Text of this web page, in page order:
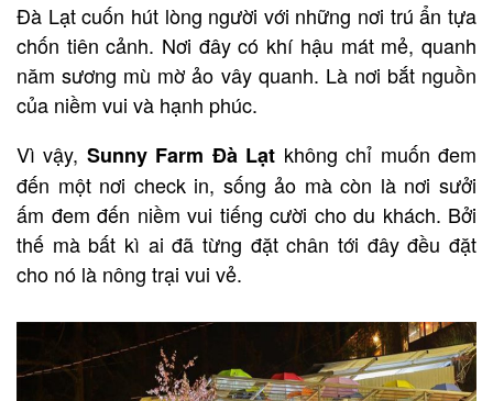
Đà Lạt cuốn hút lòng người với những nơi trú ẩn tựa
chốn tiên cảnh. Nơi đây có khí hậu mát mẻ, quanh
năm sương mù mờ ảo vây quanh. Là nơi bắt nguồn
của niềm vui và hạnh phúc.
Vì vậy, Sunny Farm Đà Lạt không chỉ muốn đem
đến một nơi check in, sống ảo mà còn là nơi sưởi
ấm đem đến niềm vui tiếng cười cho du khách. Bởi
thế mà bất kì ai đã từng đặt chân tới đây đều đặt
cho nó là nông trại vui vẻ.